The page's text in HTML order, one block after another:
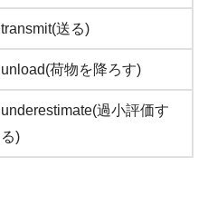
transmit(送る)
unload(荷物を降ろす)
underestimate(過小評価す
る)